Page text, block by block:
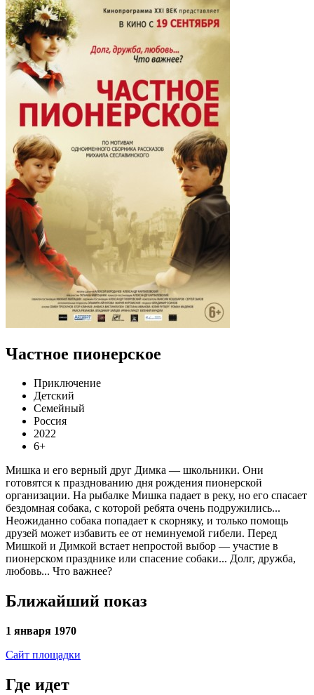
Частное пионерское
Приключение
Детский
Семейный
Россия
2022
6+
Мишка и его верный друг Димка — школьники. Они
готовятся к празднованию дня рождения пионерской
организации. На рыбалке Мишка падает в реку, но его спасает
бездомная собака, с которой ребята очень подружились...
Неожиданно собака попадает к скорняку, и только помощь
друзей может избавить ее от неминуемой гибели. Перед
Мишкой и Димкой встает непростой выбор — участие в
пионерском празднике или спасение собаки... Долг, дружба,
любовь... Что важнее?
Ближайший показ
1 января 1970
Сайт площадки
Где идет